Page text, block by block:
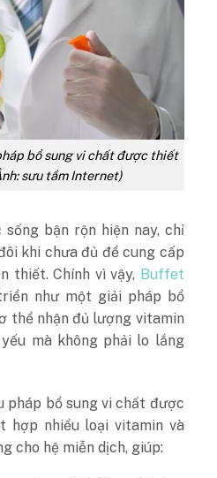
bổ sung vi chất được thiết
sưu tầm Internet)
bận rộn hiện nay, chỉ
khi chưa đủ để cung cấp
thiết. Chính vì vậy, Buffet
như một giải pháp bổ
thể nhận đủ lượng vitamin
mà không phải lo lắng
bổ sung vi chất được
hợp nhiều loại vitamin và
cho hệ miễn dịch, giúp: